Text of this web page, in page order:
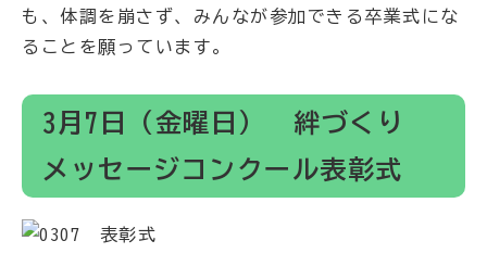
も、体調を崩さず、みんなが参加できる卒業式にな
ることを願っています。
3月7日（金曜日） 絆づくり
メッセージコンクール表彰式